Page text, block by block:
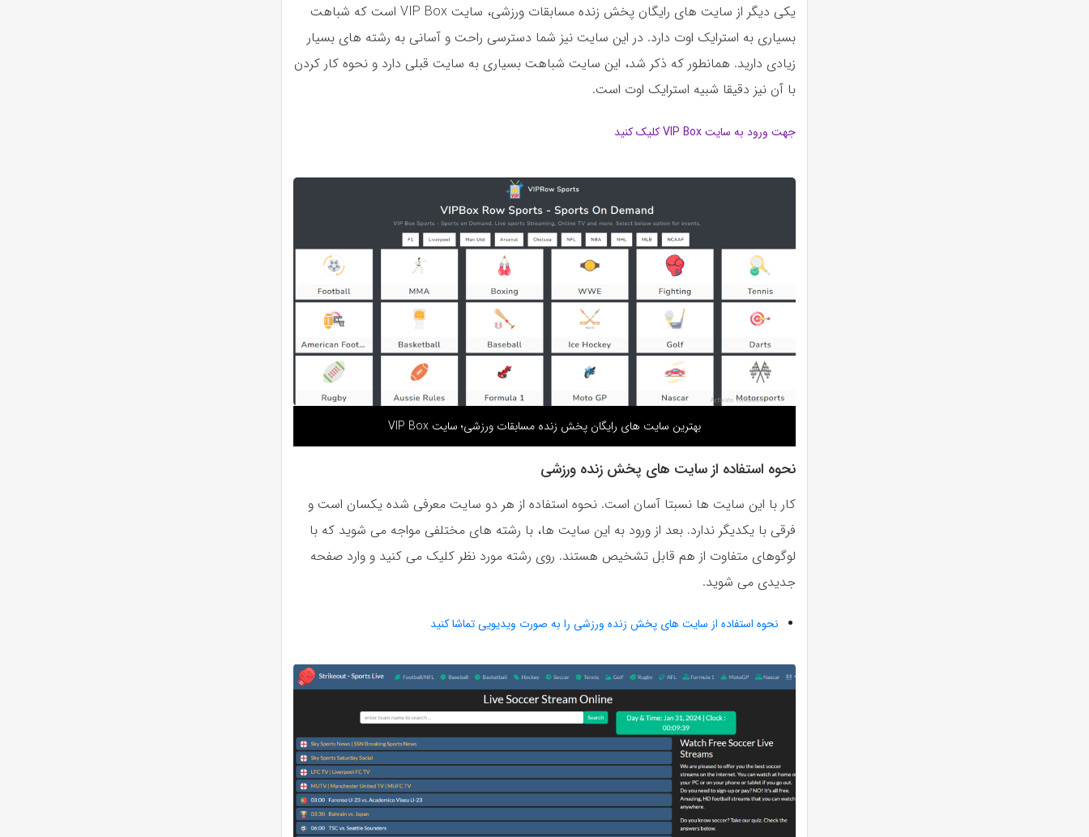
یکی دیگر از سایت های رایگان پخش زنده مسابقات ورزشی، سایت VIP Box است که شباهت
بسیاری به استرایک اوت دارد. در این سایت نیز شما دسترسی راحت و آسانی به رشته های بسیار
زیادی دارید. همانطور که ذکر شد، این سایت شباهت بسیاری به سایت قبلی دارد و نحوه کار کردن
با آن نیز دقیقا شبیه استرایک اوت است.
جهت ورود به سایت VIP Box کلیک کنید
بهترین سایت های رایگان پخش زنده مسابقات ورزشی؛ سایت VIP Box
نحوه استفاده از سایت های پخش زنده ورزشی
کار با این سایت ها نسبتا آسان است. نحوه استفاده از هر دو سایت معرفی شده یکسان است و
فرقی با یکدیگر ندارد. بعد از ورود به این سایت ها، با رشته های مختلفی مواجه می شوید که با
لوگوهای متفاوت از هم قابل تشخیص هستند. روی رشته مورد نظر کلیک می کنید و وارد صفحه
جدیدی می شوید.
نحوه استفاده از سایت های پخش زنده ورزشی را به صورت ویدیویی تماشا کنید